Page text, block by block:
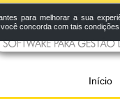
Início
para melhorar a sua
concorda com tais